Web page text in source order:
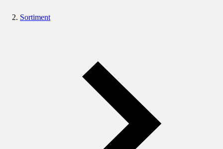
Sortiment